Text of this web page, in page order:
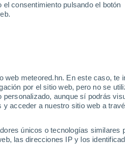
consentimiento pulsando el botón
web meteored.hn. En este caso, te
por el sitio web, pero no se
aunque sí podrás
acceder a nuestro sitio web a
únicos o tecnologías similares
las direcciones IP y los